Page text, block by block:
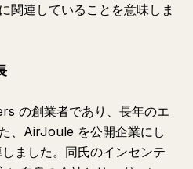
関連していることを意味しま
の創業者であり、長年のエ
、AirJoule を公開企業にし
ました。同氏のインセンテ